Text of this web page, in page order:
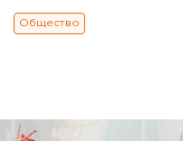
Общество